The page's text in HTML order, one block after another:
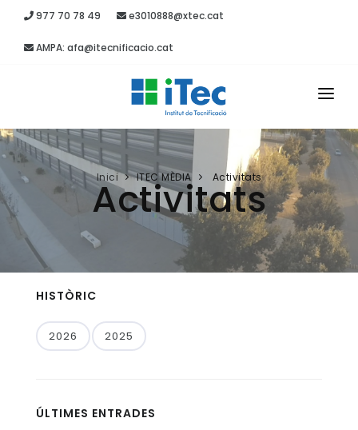
977 70 78 49 e3010888@xtec.cat
AMPA: afa@itecnificacio.cat
INICI
EL CENTRE
SECRETARIA
PROJECTES
ITEC MÈDIA
Inici ITEC MÈDIA Activitats
Activitats
HISTÒRIC
2026 2025
ÚLTIMES ENTRADES